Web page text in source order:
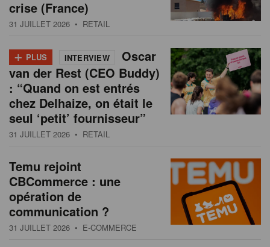
crise (France)
31 JUILLET 2026 • RETAIL
+ PLUS INTERVIEW
Oscar
van der Rest (CEO Buddy)
: “Quand on est entrés
chez Delhaize, on était le
seul ‘petit’ fournisseur”
31 JUILLET 2026 • RETAIL
Temu rejoint
CBCommerce : une
opération de
communication ?
31 JUILLET 2026 • E-COMMERCE